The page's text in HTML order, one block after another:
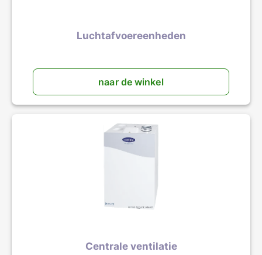
Luchtafvoereenheden
naar de winkel
Centrale ventilatie